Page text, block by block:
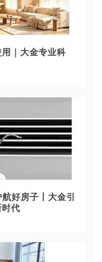
｜大金专业科
好房子丨大金引
代